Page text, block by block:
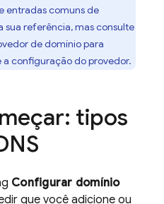
entradas comuns de
sua referência, mas consulte
de domínio para
configuração do provedor.
tipos
Configurar domínio
que você adicione ou